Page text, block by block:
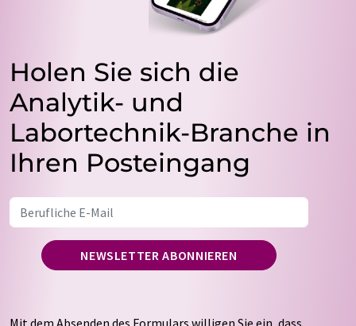
Holen Sie sich die
Analytik- und
Labortechnik-Branche in
Ihren Posteingang
NEWSLETTER ABONNIEREN